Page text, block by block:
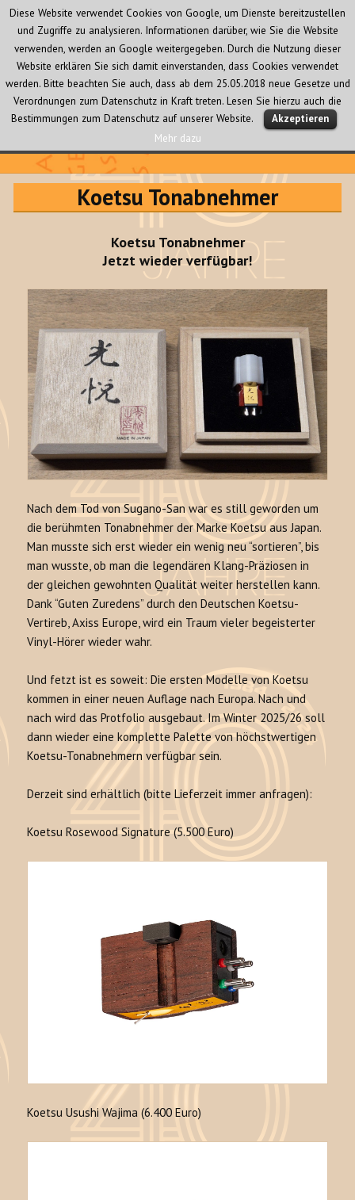
Audio Creativ
MENÜ
UND
Koetsu Tonabnehmer
Koetsu Tonabnehmer
Jetzt wieder verfügbar!
Nach dem Tod von Sugano-San war es still geworden um
die berühmten Tonabnehmer der Marke Koetsu aus Japan.
Man musste sich erst wieder ein wenig neu “sortieren”, bis
man wusste, ob man die legendären Klang-Präziosen in
der gleichen gewohnten Qualität weiter herstellen kann.
Dank “Guten Zuredens” durch den Deutschen Koetsu-
Vertireb, Axiss Europe, wird ein Traum vieler begeisterter
Vinyl-Hörer wieder wahr.
Und fetzt ist es soweit: Die ersten Modelle von Koetsu
kommen in einer neuen Auflage nach Europa. Nach und
nach wird das Protfolio ausgebaut. Im Winter 2025/26 soll
dann wieder eine komplette Palette von höchstwertigen
Koetsu-Tonabnehmern verfügbar sein.
Derzeit sind erhältlich (bitte Lieferzeit immer anfragen):
Koetsu Rosewood Signature (5.500 Euro)
Koetsu Usushi Wajima (6.400 Euro)
Diese Website verwendet Cookies von Google, um Dienste bereitzustellen
und Zugriffe zu analysieren. Informationen darüber, wie Sie die Website
verwenden, werden an Google weitergegeben. Durch die Nutzung dieser
Website erklären Sie sich damit einverstanden, dass Cookies verwendet
werden. Bitte beachten Sie auch, dass ab dem 25.05.2018 neue Gesetze und
Verordnungen zum Datenschutz in Kraft treten. Lesen Sie hierzu auch die
Bestimmungen zum Datenschutz auf unserer Website.
Akzeptieren
Mehr dazu